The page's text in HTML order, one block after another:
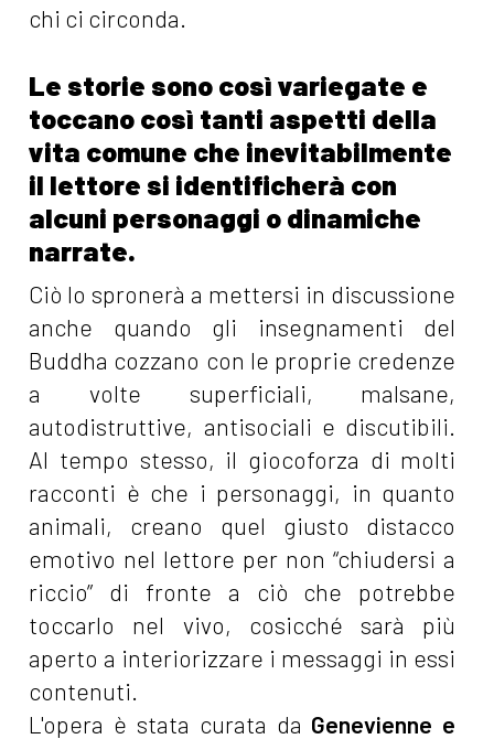
chi ci circonda.
Le storie sono così variegate e
toccano così tanti aspetti della
vita comune che inevitabilmente
il lettore si identificherà con
alcuni personaggi o dinamiche
narrate.
Ciò lo spronerà a mettersi in discussione
anche quando gli insegnamenti del
Buddha cozzano con le proprie credenze
a volte superficiali, malsane,
autodistruttive, antisociali e discutibili.
Al tempo stesso, il giocoforza di molti
racconti è che i personaggi, in quanto
animali, creano quel giusto distacco
emotivo nel lettore per non “chiudersi a
riccio” di fronte a ciò che potrebbe
toccarlo nel vivo, cosicché sarà più
aperto a interiorizzare i messaggi in essi
contenuti.
L'opera è stata curata da Genevienne e